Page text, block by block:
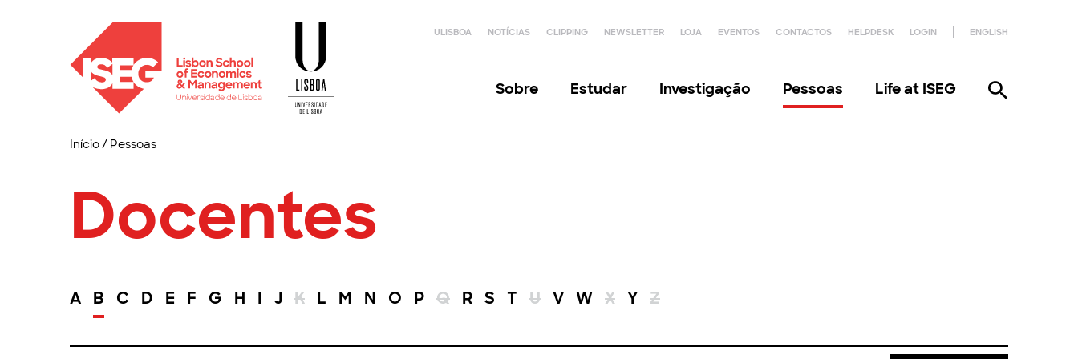
ULISBOA NOTÍCIAS CLIPPING NEWSLETTER LOJA EVENTOS CONTACTOS HELPDESK LOGIN ENGLISH
Sobre Estudar Investigação Pessoas Life at ISEG
Início/ Pessoas
Docentes
A B C D E F G H I J K L M N O P Q R S T U V W X Y Z